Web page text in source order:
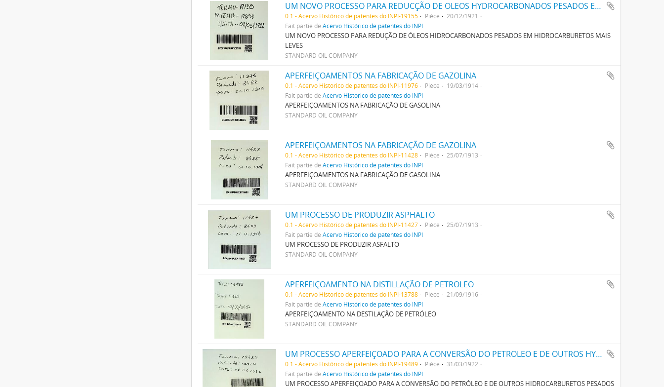
UM NOVO PROCESSO PARA REDUCÇÃO DE OLEOS HYDROCARBONADOS PESADOS EM HYDROCARBURETOS MAIS LEVES
0.1 - Acervo Histórico de patentes do INPI-19155 Pièce
20/12/1921
Fait partie deAcervo Histórico de patentes do INPI
UM NOVO PROCESSO PARA REDUÇÃO DE ÓLEOS HIDROCARBONADOS PESADOS EM HIDROCARBURETOS MAIS
LEVES
STANDARD OIL COMPANY
APERFEIÇOAMENTOS NA FABRICAÇÃO DE GAZOLINA
0.1 - Acervo Histórico de patentes do INPI-11976 Pièce
19/03/1914
Fait partie deAcervo Histórico de patentes do INPI
APERFEIÇOAMENTOS NA FABRICAÇÃO DE GASOLINA
STANDARD OIL COMPANY
APERFEIÇOAMENTOS NA FABRICAÇÃO DE GAZOLINA
0.1 - Acervo Histórico de patentes do INPI-11428 Pièce
25/07/1913
Fait partie deAcervo Histórico de patentes do INPI
APERFEIÇOAMENTOS NA FABRICAÇÃO DE GASOLINA
STANDARD OIL COMPANY
UM PROCESSO DE PRODUZIR ASPHALTO
0.1 - Acervo Histórico de patentes do INPI-11427 Pièce
25/07/1913
Fait partie deAcervo Histórico de patentes do INPI
UM PROCESSO DE PRODUZIR ASFALTO
STANDARD OIL COMPANY
APERFEIÇOAMENTO NA DISTILLAÇÃO DE PETROLEO
0.1 - Acervo Histórico de patentes do INPI-13788 Pièce
21/09/1916
Fait partie deAcervo Histórico de patentes do INPI
APERFEIÇOAMENTO NA DESTILAÇÃO DE PETRÓLEO
STANDARD OIL COMPANY
UM PROCESSO APERFEIÇOADO PARA A CONVERSÃO DO PETROLEO E DE OUTROS HYDROCARBURETOS PESADOS EM HYDROCARBURETOS MAIS LEVES
0.1 - Acervo Histórico de patentes do INPI-19489 Pièce
31/03/1922
Fait partie deAcervo Histórico de patentes do INPI
UM PROCESSO APERFEIÇOADO PARA A CONVERSÃO DO PETRÓLEO E DE OUTROS HIDROCARBURETOS PESADOS